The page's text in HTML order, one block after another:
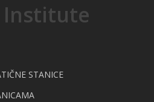
Institute
STANICE